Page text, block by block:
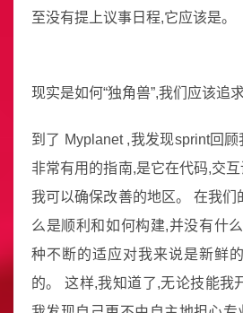
至没有提上议事日程,它应该是。
现实是如何“独角兽”,我们应该追
到了 Myplanet ,我发现sprint回
非常有用的指南,是它在代码,交
我可以确保改善的地区。 在我们
么是顺利和如何构建,并没有什
种不断的适应对我来说是新鲜
的。 这样,我知道了,无论技能我